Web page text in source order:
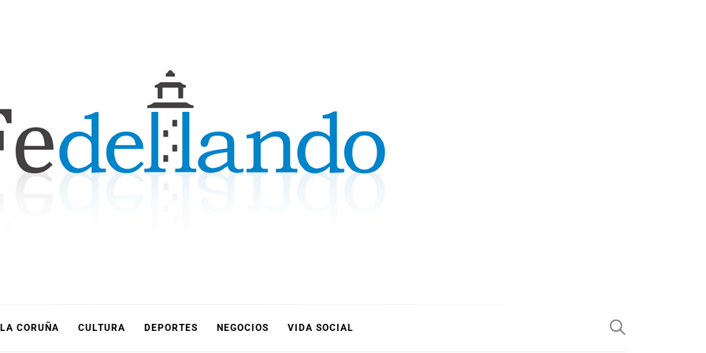
LA CORUÑA CULTURA DEPORTES NEGOCIOS VIDA SOCIAL